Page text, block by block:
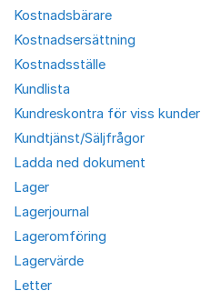
Kostnadsbärare
Kostnadsersättning
Kostnadsställe
Kundlista
Kundreskontra för viss kunder
Kundtjänst/Säljfrågor
Ladda ned dokument
Lager
Lagerjournal
Lageromföring
Lagervärde
Letter